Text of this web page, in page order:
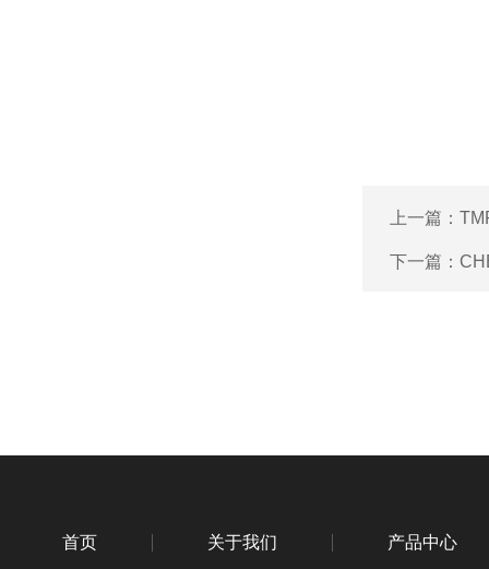
上一篇：
下一篇：
首页 关于我们 产品中心